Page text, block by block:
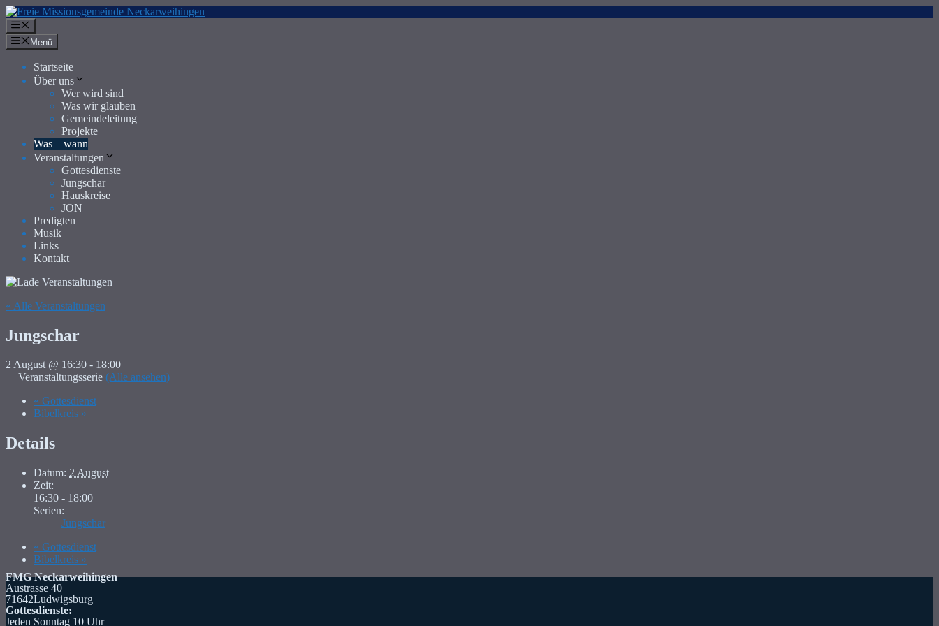
Zum
Inhalt
springen
Menü
Startseite
Über uns
Wer wird sind
Was wir glauben
Gemeindeleitung
Projekte
Was – wann
Veranstaltungen
Gottesdienste
Jungschar
Hauskreise
JON
Predigten
Musik
Links
Kontakt
« Alle Veranstaltungen
Jungschar
2 August @ 16:30 - 18:00
Veranstaltungsserie (Alle ansehen)
« Gottesdienst
Bibelkreis »
Details
Datum: 2 August
Zeit:
16:30 - 18:00
Serien:
Jungschar
« Gottesdienst
Bibelkreis »
FMG Neckarweihingen
Austrasse 40
71642Ludwigsburg
Gottesdienste:
Jeden Sonntag 10 Uhr